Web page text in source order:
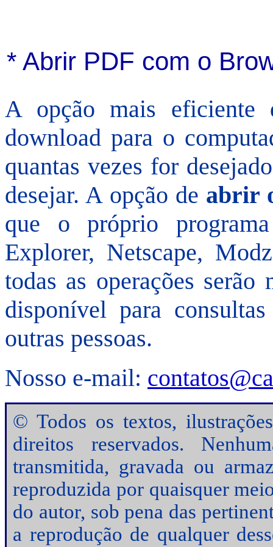
* Abrir PDF com o
A opção mais
download para o
quantas vezes for
desejar. A opção de abrir
que o próprio
Explorer, Netscape,
todas as operações
disponível para
outras pessoas.
Nosso e-mail:
© Todos os textos,
direitos reservados.
transmitida, gravada ou
reproduzida por quaisquer
do autor, sob pena das
a reprodução de qualquer